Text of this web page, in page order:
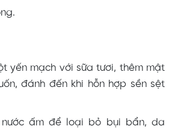
yến mạch với sữa tươi, thêm mật
đánh đến khi hỗn hợp sền sệt
nước ấm để loại bỏ bụi bẩn, da